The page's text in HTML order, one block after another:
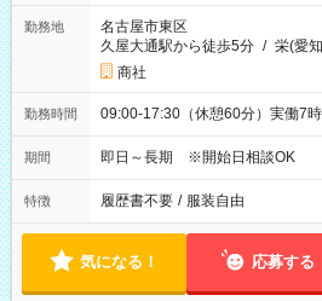
勤務地
名古屋市東区
久屋大通駅から徒歩5分 / 栄(愛
商社
勤務時間 09:00-17:30（休憩60分）実働7
期間 即日～長期 ※開始日相談OK
特徴 履歴書不要 / 服装自由
気になる！ 応募する